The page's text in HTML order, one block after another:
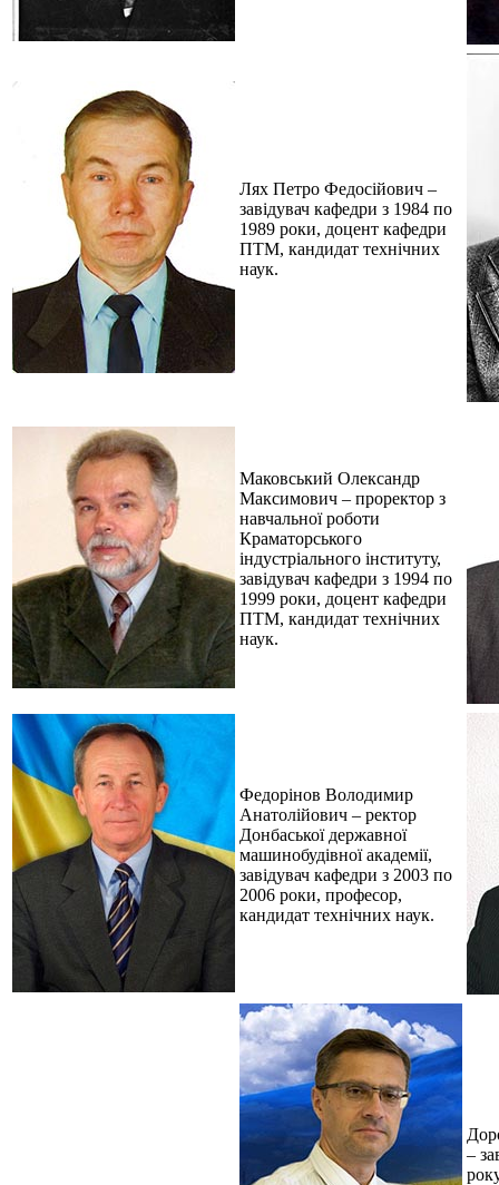
Лях Петро Федосійович –
завідувач кафедри з 1984 по
1989 роки, доцент кафедри
ПТМ, кандидат технічних
наук.
Маковський Олександр
Максимович – проректор з
навчальної роботи
Краматорського
індустріального інституту,
завідувач кафедри з 1994 по
1999 роки, доцент кафедри
ПТМ, кандидат технічних
наук.
Федорінов Володимир
Анатолійович – ректор
Донбаської державної
машинобудівної академії,
завідувач кафедри з 2003 по
2006 роки, професор,
кандидат технічних наук.
–